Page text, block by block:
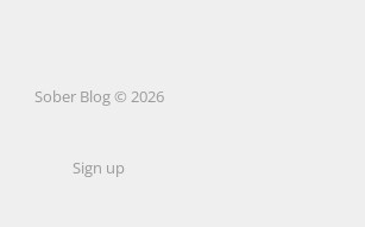
Sober Blog © 2026
Sign up